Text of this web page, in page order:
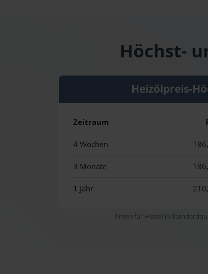
Höchst-
Heizölpreis-
Zeitraum
4 Wochen
3 Monate
1 Jahr
Preise für Heizöl in